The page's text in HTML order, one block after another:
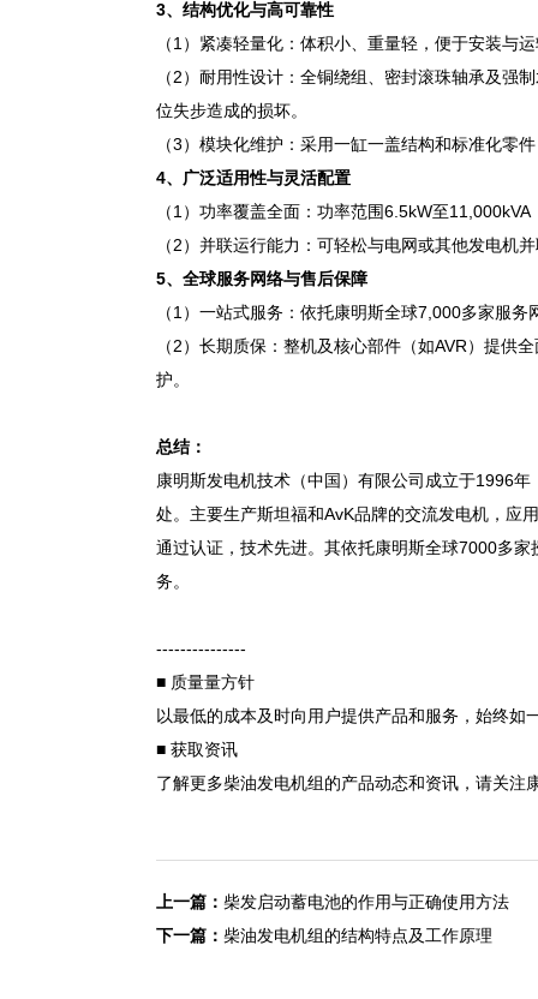
3、 结构优化与高可靠性
（1）紧凑轻量化：体积小、重量轻，便于安装
（2）耐用性设计：全铜绕组、密封滚珠轴承及强
位失步造成的损坏。
（3）模块化维护：采用一缸一盖结构和标准化零
4、 广泛适用性与灵活配置
（1）功率覆盖全面：功率范围6.5kW至
（2）并联运行能力：可轻松与电网或其他发电机
5、 全球服务网络与售后保障
（1）一站式服务：依托康明斯全球7,000多家服
（2）长期质保：整机及核心部件（如AVR）提供
护。
总结：
康明斯发电机技术（中国）有限公司成立于1996
处。主要生产斯坦福和AvK品牌的交流发电机，应
通过认证，技术先进。其依托康明斯全球7000多
务。
---------------
■ 质量量方针
以最低的成本及时向用户提供产品和服务，始终如
■ 获取资讯
了解更多柴油发电机组的产品动态和资讯，请关
上一篇： 柴发启动蓄电池的作用与正确使用方法
下一篇： 柴油发电机组的结构特点及工作原理